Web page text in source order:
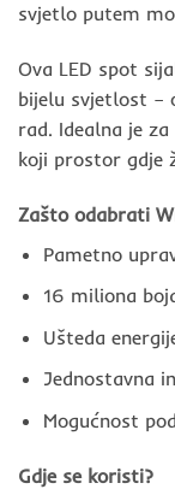
svjetlo putem
Ova LED spot
bijelu svjetlost –
rad. Idealna je
koji prostor gdje
Zašto odabrati
Pametno
16 miliona
Ušteda
Jednostavna
Mogućnost
Gdje se koristi?